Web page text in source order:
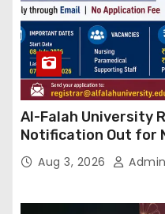
Al-Falah University
Notification Out for
Supporting Staff
Aug 3, 2026 Admin